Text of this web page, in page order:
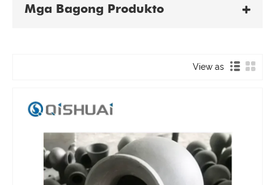
Mga Bagong Produkto
View as